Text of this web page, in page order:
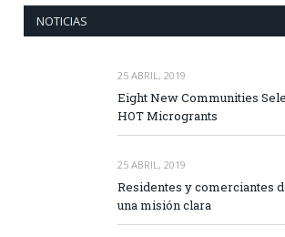
NOTICIAS
25 ABRIL, 2019
Eight New Communities
HOT Microgrants
25 ABRIL, 2019
Residentes y comerciantes
una misión clara